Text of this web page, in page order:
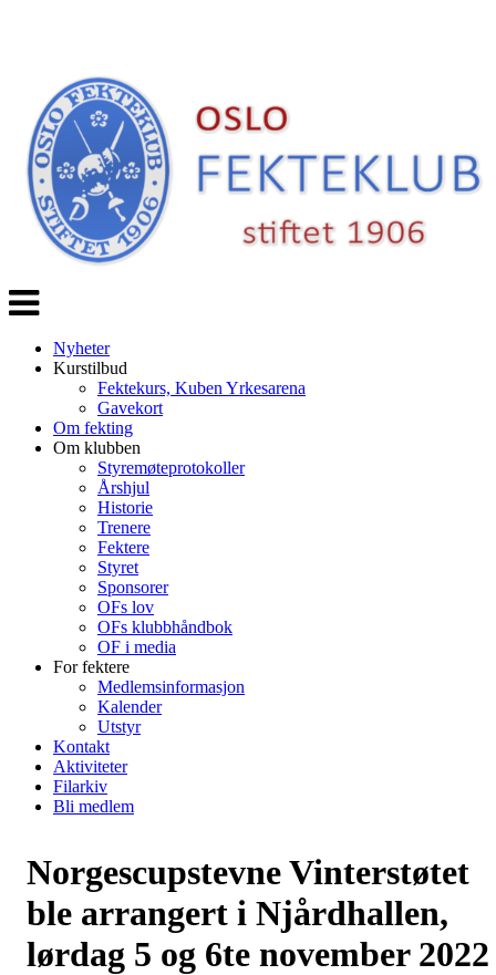
Veksle
navigasjon
Nyheter
Kurstilbud
Fektekurs, Kuben Yrkesarena
Gavekort
Om fekting
Om klubben
Styremøteprotokoller
Årshjul
Historie
Trenere
Fektere
Styret
Sponsorer
OFs lov
OFs klubbhåndbok
OF i media
For fektere
Medlemsinformasjon
Kalender
Utstyr
Kontakt
Aktiviteter
Filarkiv
Bli medlem
Norgescupstevne Vinterstøtet
ble arrangert i Njårdhallen,
lørdag 5 og 6te november 2022